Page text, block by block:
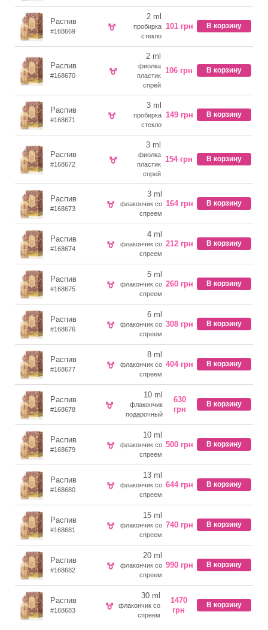
Распив
#168669
2 ml
пробирка
стекло
101 грн В корзину
Распив
#168670
2 ml
фиолка
пластик
спрей
106 грн В корзину
Распив
#168671
3 ml
пробирка
стекло
149 грн В корзину
Распив
#168672
3 ml
фиолка
пластик
спрей
154 грн В корзину
Распив
#168673
3 ml
флакончик со
спреем
164 грн В корзину
Распив
#168674
4 ml
флакончик со
спреем
212 грн В корзину
Распив
#168675
5 ml
флакончик со
спреем
260 грн В корзину
Распив
#168676
6 ml
флакончик со
спреем
308 грн В корзину
Распив
#168677
8 ml
флакончик со
спреем
404 грн В корзину
Распив
#168678
10 ml
флакончик
подарочный
630
грн
В корзину
Распив
#168679
10 ml
флакончик со
спреем
500 грн В корзину
Распив
#168680
13 ml
флакончик со
спреем
644 грн В корзину
Распив
#168681
15 ml
флакончик со
спреем
740 грн В корзину
Распив
#168682
20 ml
флакончик со
спреем
990 грн В корзину
Распив
#168683
30 ml
флакончик со
спреем
1470
грн
В корзину